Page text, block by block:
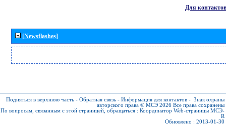
Для контактов
[Newsflashes]
Подняться в верхнюю часть - Обратная связь - Информация для контактов - Знак охраны
авторского права © МСЭ 2026 Все права сохранены
По вопросам, связанным с этой страницей, обращаться : Координатор Web-страницы МСЭ-
R
Обновлено : 2013-01-30